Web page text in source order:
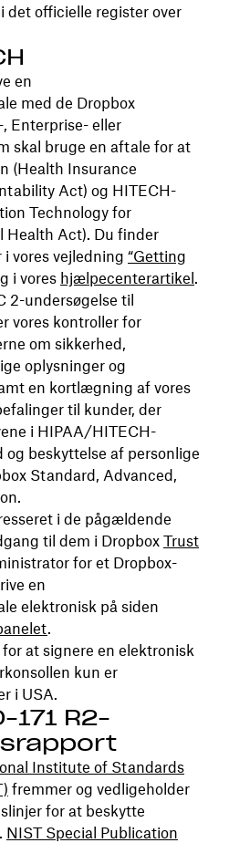
det officielle register over
en
med de Dropbox
Enterprise- eller
skal bruge en aftale for at
(Health Insurance
Act) og HITECH-
Technology for
Health Act). Du finder
vores vejledning “Getting
i vores hjælpecenterartikel .
2-undersøgelse til
vores kontroller for
om sikkerhed,
oplysninger og
en kortlægning af vores
til kunder, der
i HIPAA/HITECH-
og beskyttelse af personlige
Standard, Advanced,
i de pågældende
til dem i DropboxTrust
for et Dropbox-
en
elektronisk på siden
.
at signere en elektronisk
kun er
i USA.
171 R2-
Institute of Standards
fremmer og vedligeholder
for at beskytte
NIST Special Publication